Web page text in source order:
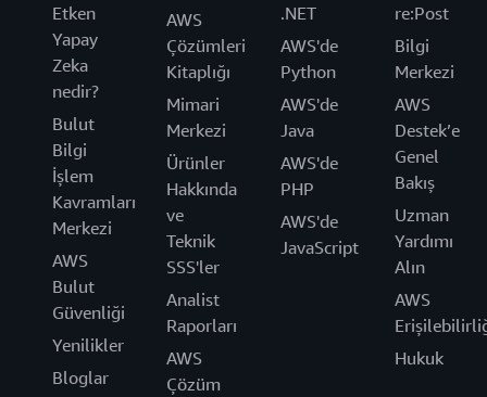
Etken
Yapay
Zeka
nedir?
Bulut
Bilgi
İşlem
Kavramları
Merkezi
AWS
Bulut
Güvenliği
Yenilikler
Bloglar
AWS
Çözümleri
Kitaplığı
Mimari
Merkezi
Ürünler
Hakkında
ve
Teknik
SSS'ler
Analist
Raporları
AWS
Çözüm
.NET
AWS'de
Python
AWS'de
Java
AWS'de
PHP
AWS'de
JavaScript
re:Post
Bilgi
Merkezi
AWS
Destek’e
Genel
Bakış
Uzman
Yardımı
Alın
AWS
Hukuk